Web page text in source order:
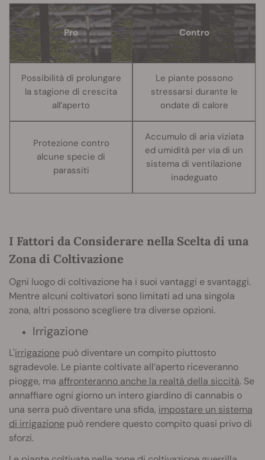
Pro Contro
Possibilità di prolungare
la stagione di crescita
all’aperto
Le piante possono
stressarsi durante le
ondate di calore
Protezione contro
alcune specie di
parassiti
Accumulo di aria viziata
ed umidità per via di un
sistema di ventilazione
inadeguato
I Fattori da Considerare nella Scelta di una
Zona di Coltivazione
Ogni luogo di coltivazione ha i suoi vantaggi e svantaggi.
Mentre alcuni coltivatori sono limitati ad una singola
zona, altri possono scegliere tra diverse opzioni.
Irrigazione
L'irrigazione può diventare un compito piuttosto
sgradevole. Le piante coltivate all’aperto riceveranno
piogge, ma affronteranno anche la realtà della siccità. Se
annaffiare ogni giorno un intero giardino di cannabis o
una serra può diventare una sfida, impostare un sistema
di irrigazione può rendere questo compito quasi privo di
sforzi.